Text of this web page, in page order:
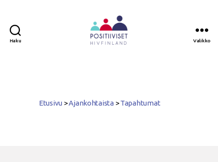
Haku Valikko
Etusivu >Ajankohtaista >Tapahtumat